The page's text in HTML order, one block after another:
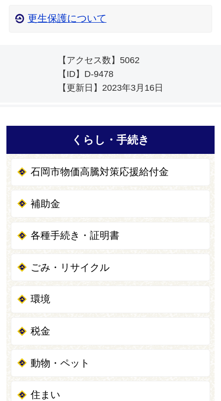
更生保護について
【アクセス数】 5062
【ID】 D-9478
【更新日】 2023年3月16日
くらし・手続き
石岡市物価高騰対策応援給付金
補助金
各種手続き・証明書
ごみ・リサイクル
環境
税金
動物・ペット
住まい